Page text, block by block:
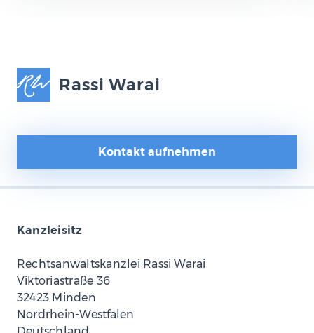
Rassi Warai
Kontakt aufnehmen
Kanzleisitz
Rechtsanwaltskanzlei Rassi Warai
Viktoriastraße 36
32423 Minden
Nordrhein-Westfalen